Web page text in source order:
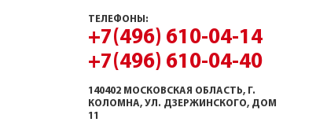
ТЕЛЕФОНЫ:
+7(496) 610-04-14
+7(496) 610-04-40
140402 МОСКОВСКАЯ ОБЛАСТЬ, Г.
КОЛОМНА, УЛ. ДЗЕРЖИНСКОГО, ДОМ
11